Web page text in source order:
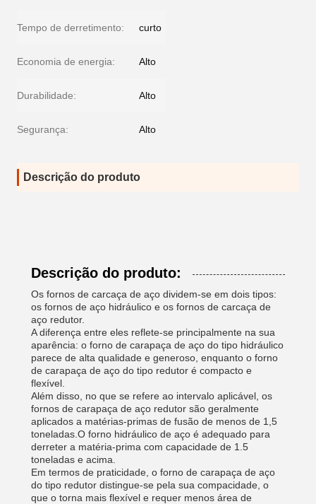
Tempo de derretimento: curto
Economia de energia: Alto
Durabilidade: Alto
Segurança: Alto
Descrição do produto
Descrição do produto:
Os fornos de carcaça de aço dividem-se em dois tipos:
os fornos de aço hidráulico e os fornos de carcaça de
aço redutor.
A diferença entre eles reflete-se principalmente na sua
aparência: o forno de carapaça de aço do tipo hidráulico
parece de alta qualidade e generoso, enquanto o forno
de carapaça de aço do tipo redutor é compacto e
flexível.
Além disso, no que se refere ao intervalo aplicável, os
fornos de carapaça de aço redutor são geralmente
aplicados a matérias-primas de fusão de menos de 1,5
toneladas.O forno hidráulico de aço é adequado para
derreter a matéria-prima com capacidade de 1.5
toneladas e acima.
Em termos de praticidade, o forno de carapaça de aço
do tipo redutor distingue-se pela sua compacidade, o
que o torna mais flexível e requer menos área de